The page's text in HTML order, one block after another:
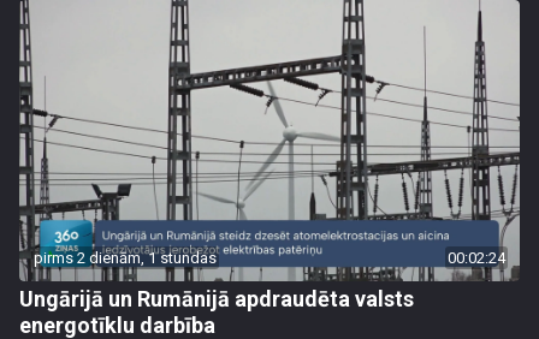
pirms 2 dienām, 1 stundas 00:02:24
Ungārijā un Rumānijā apdraudēta valsts
energotīklu darbība